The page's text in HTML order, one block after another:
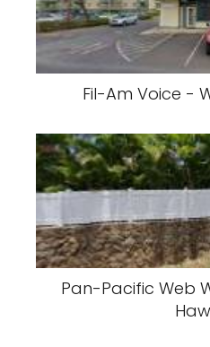
Fil-Am Voice -
Pan-Pacific Web